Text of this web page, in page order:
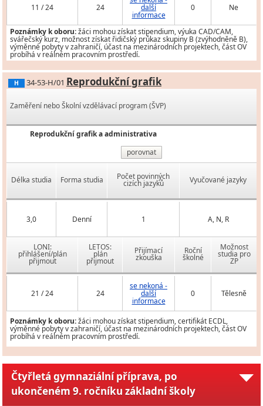
11 / 24 24 další
informace
0 Ne
Poznámky k oboru:žáci mohou získat stipendium, výuka CAD/CAM,
svářečský kurz, možnost získat řidičský průkaz skupiny B (zvýhodněně B),
výměnné pobyty v zahraničí, účast na mezinárodních projektech, část OV
probíhá v reálném pracovním prostředí.
H 34-53-H/01 Reprodukční grafik
Zaměření nebo Školní vzdělávací program (ŠVP)
Reprodukční grafik a administrativa
porovnat
Délka studia Forma studia Počet povinných
cizích jazyků Vyučované jazyky
3,0 Denní 1 A, N, R
LONI:
přihlášení/plán
přijmout
LETOS:
plán
přijmout
Přijímací
zkouška
Roční
školné
Možnost
studia pro
ZP
21 / 24 24
se nekoná -
další
informace
0 Tělesně
Poznámky k oboru:žáci mohou získat stipendium, certifikát ECDL,
výměnné pobyty v zahraničí, účast na mezinárodních projektech, část OV
probíhá v reálném pracovním prostředí.
Čtyřletá gymnaziální příprava, po
ukončeném 9. ročníku základní školy